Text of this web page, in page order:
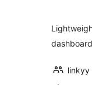
linkyy